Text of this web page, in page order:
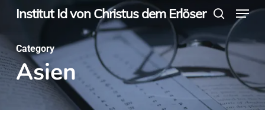
Skip
main
content
Institut Id von Christus dem Erlöser
search
Menu
Category
Asien